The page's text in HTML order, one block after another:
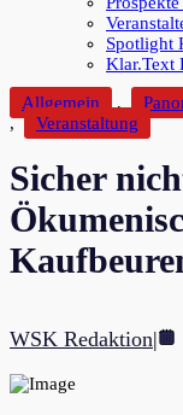
Spotlight
Klar.Text
Allgemein
,
,
Veranstaltung
Sicher
WSK Redaktion|